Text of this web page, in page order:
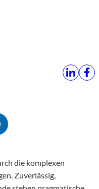
die komplexen
Zuverlässig,